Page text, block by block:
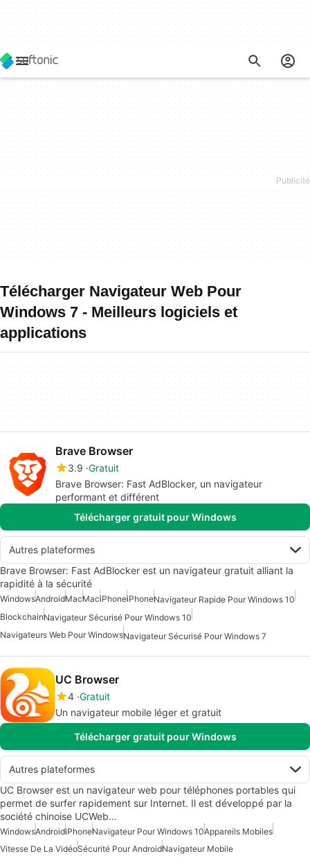
Télécharger Navigateur Web Pour
Windows 7 - Meilleurs logiciels et
applications
Brave Browser
3.9 Gratuit
Brave Browser: Fast AdBlocker, un navigateur
performant et différent
Télécharger gratuit pour Windows
Autres plateformes
Brave Browser: Fast AdBlocker est un navigateur gratuit alliant la
rapidité à la sécurité
WindowsAndroidMacMaciPhoneiPhoneNavigateur Rapide Pour Windows 10
BlockchainNavigateur Sécurisé Pour Windows 10
Navigateurs Web Pour WindowsNavigateur Sécurisé Pour Windows 7
UC Browser
4 Gratuit
Un navigateur mobile léger et gratuit
Télécharger gratuit pour Windows
Autres plateformes
UC Browser est un navigateur web pour téléphones portables qui
permet de surfer rapidement sur Internet. Il est développé par la
société chinoise UCWeb…
WindowsAndroidiPhoneNavigateur Pour Windows 10Appareils Mobiles
Vitesse De La VidéoSécurité Pour AndroidNavigateur Mobile